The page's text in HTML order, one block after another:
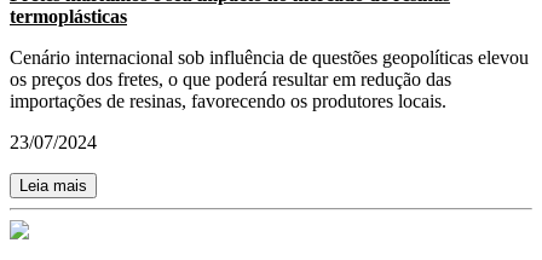
termoplásticas
Cenário internacional sob influência de questões geopolíticas elevou
os preços dos fretes, o que poderá resultar em redução das
importações de resinas, favorecendo os produtores locais.
23/07/2024
Leia mais